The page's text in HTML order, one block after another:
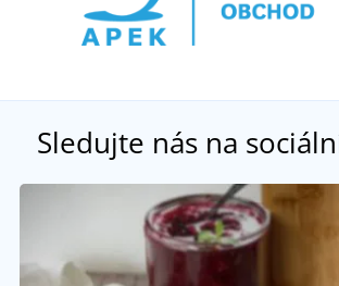
Sledujte nás na